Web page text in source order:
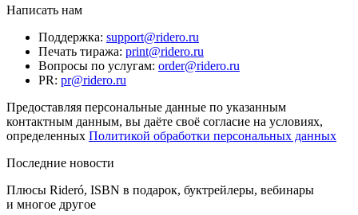
Написать нам
Поддержка: support@ridero.ru
Печать тиража: print@ridero.ru
Вопросы по услугам: order@ridero.ru
PR: pr@ridero.ru
Предоставляя персональные данные по указанным
контактным данным, вы даёте своё согласие на условиях,
определенных Политикой обработки персональных данных
Последние новости
Плюсы Rideró, ISBN в подарок, буктрейлеры, вебинары
и многое другое